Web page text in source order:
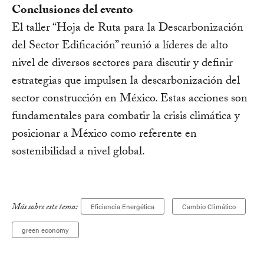
Conclusiones del evento
El taller “Hoja de Ruta para la Descarbonización
del Sector Edificación” reunió a líderes de alto
nivel de diversos sectores para discutir y definir
estrategias que impulsen la descarbonización del
sector construcción en México. Estas acciones son
fundamentales para combatir la crisis climática y
posicionar a México como referente en
sostenibilidad a nivel global.
Más sobre este tema: Eficiencia Energética Cambio Climático
green economy